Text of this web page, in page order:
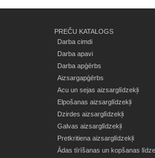
PREČU KATALOGS
Darba cimdi
Darba apavi
Darba apģērbs
Aizsargapģērbs
Acu un sejas aizsarglīdzekļi
Elpošanas aizsarglīdzekļi
Dzirdes aizsarglīdzekļi
Galvas aizsarglīdzekļi
Pretkritiena aizsarglīdzekļi
Ādas tīrīšanas un kopšanas